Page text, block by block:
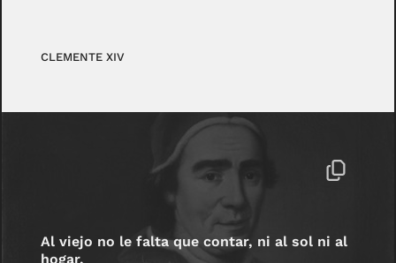
CLEMENTE XIV
Al viejo no le falta que contar, ni al sol ni al
hogar.